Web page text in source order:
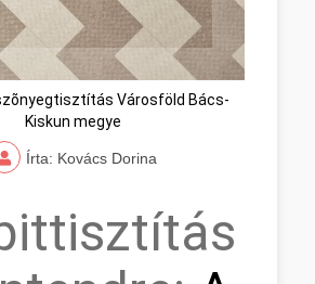
Városföld Bács-
Kiskun megye
Írta: Kovács Dorina